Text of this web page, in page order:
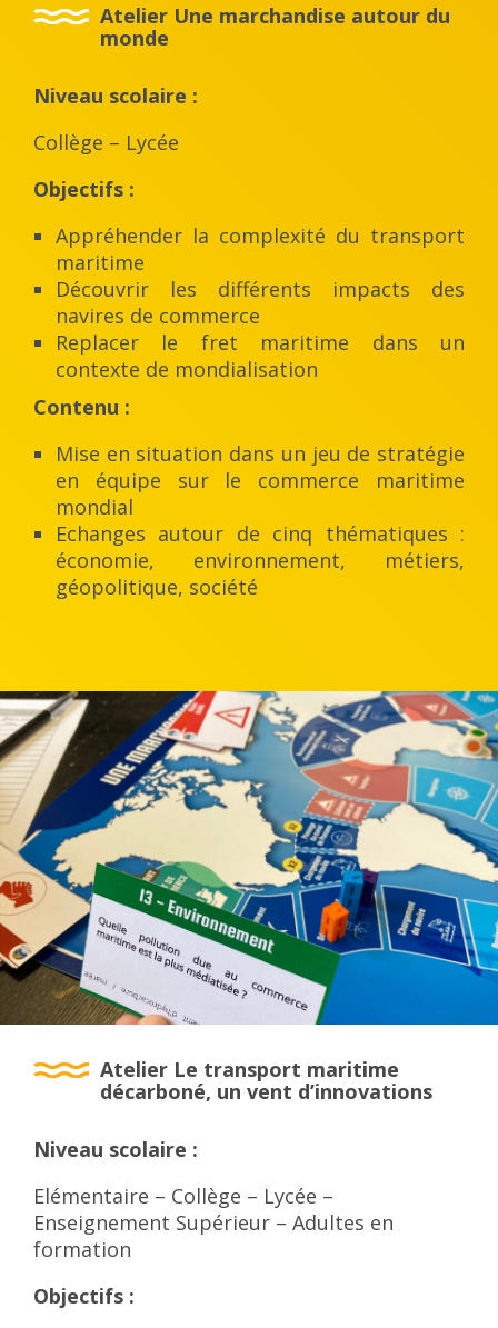
Atelier Une marchandise autour du
monde
Niveau scolaire :
Collège – Lycée
Objectifs :
Appréhender la complexité du transport
maritime
Découvrir les différents impacts des
navires de commerce
Replacer le fret maritime dans un
contexte de mondialisation
Contenu :
Mise en situation dans un jeu de stratégie
en équipe sur le commerce maritime
mondial
Echanges autour de cinq thématiques :
économie, environnement, métiers,
géopolitique, société
Atelier Le transport maritime
décarboné, un vent d’innovations
Niveau scolaire :
Elémentaire – Collège – Lycée –
Enseignement Supérieur – Adultes en
formation
Objectifs :